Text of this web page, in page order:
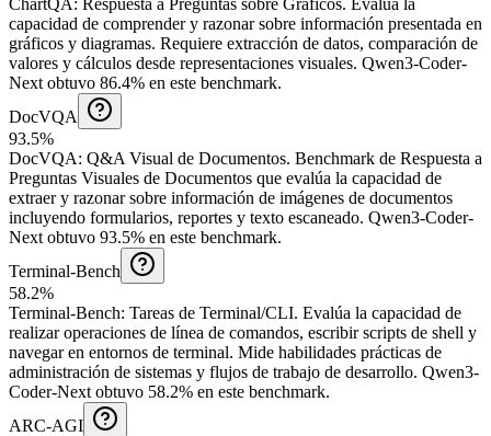
capacidad de comprender y razonar sobre información presentada en
gráficos y diagramas. Requiere extracción de datos, comparación de
valores y cálculos desde representaciones visuales. Qwen3-Coder-
Next obtuvo 86.4% en este benchmark.
DocVQA
93.5%
DocVQA: Q&A Visual de Documentos. Benchmark de Respuesta a
Preguntas Visuales de Documentos que evalúa la capacidad de
extraer y razonar sobre información de imágenes de documentos
incluyendo formularios, reportes y texto escaneado. Qwen3-Coder-
Next obtuvo 93.5% en este benchmark.
Terminal-Bench
58.2%
Terminal-Bench: Tareas de Terminal/CLI. Evalúa la capacidad de
realizar operaciones de línea de comandos, escribir scripts de shell y
navegar en entornos de terminal. Mide habilidades prácticas de
administración de sistemas y flujos de trabajo de desarrollo. Qwen3-
Coder-Next obtuvo 58.2% en este benchmark.
ARC-AGI